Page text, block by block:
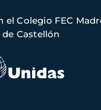
el Colegio FEC
Castellón